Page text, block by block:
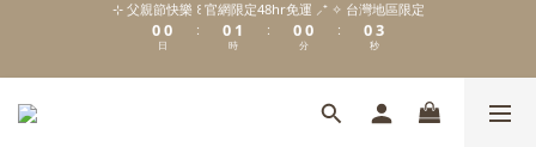
\ Welcome to 𝙻𝚒𝚝𝚝𝚕𝚎 𝙼𝚒𝚕𝚔𝚢 𝚆𝚊𝚢  ✨ For the Little Ones. /
00
日
:
01
0
時
:
00
分
:
0 3
2
秒